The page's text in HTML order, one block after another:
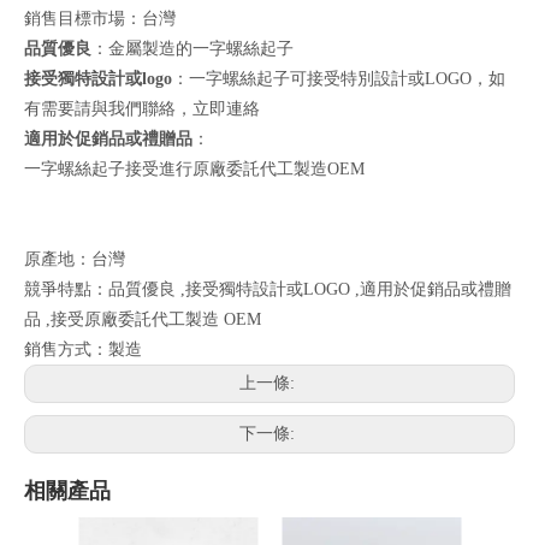
銷售目標市場：台灣
品質優良 ：金屬製造的一字螺絲起子
接受獨特設計或logo ：一字螺絲起子可接受特別設計或LOGO，如
有需要請與我們聯絡， 立即連絡
適用於促銷品或禮贈品 ：
一字螺絲起子接受進行原廠委託代工製造OEM
原產地：台灣
競爭特點：品質優良 ,接受獨特設計或LOGO ,適用於促銷品或禮贈
品 ,接受原廠委託代工製造 OEM
銷售方式：製造
上一條:
下一條:
相關產品